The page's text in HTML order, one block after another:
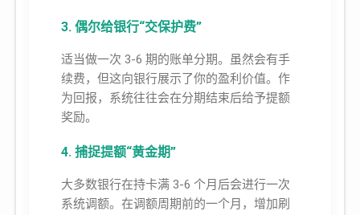
3. 偶尔给银行“交保护费”
适当做一次 3-6 期的账单分期。虽然会有手
续费，但这向银行展示了你的盈利价值。作
为回报，系统往往会在分期结束后给予提额
奖励。
4. 捕捉提额“黄金期”
大多数银行在持卡满 3-6 个月后会进行一次
系统调额。在调额周期前的一个月，增加刷